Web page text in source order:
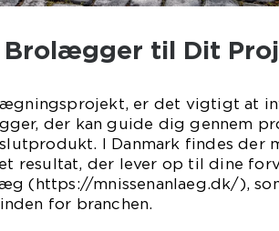
Brolægger til Dit
er det vigtigt at
der kan guide dig gennem
I Danmark findes der
resultat, der lever op til dine
(https://mnissenanlaeg.dk/),
for branchen.